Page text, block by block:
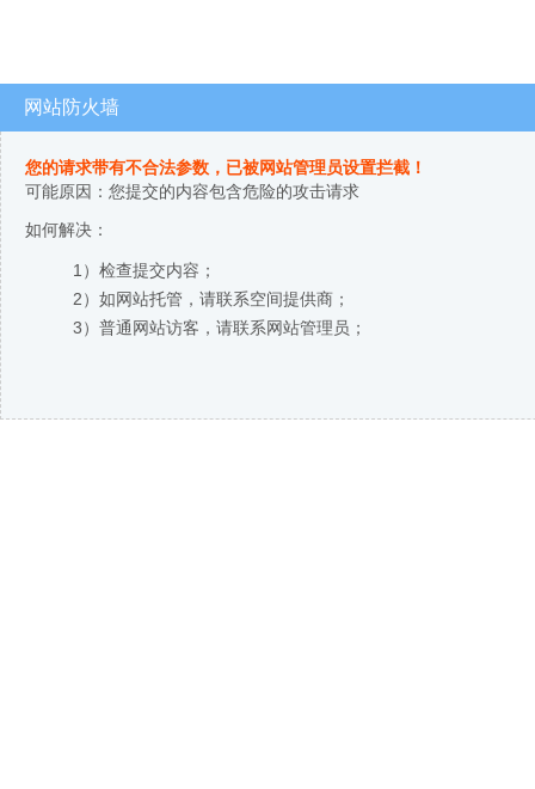
网站防火墙
您的请求带有不合法参数，已被网站管理员设置拦截！
可能原因：您提交的内容包含危险的攻击请求
如何解决：
1）检查提交内容；
2）如网站托管，请联系空间提供商；
3）普通网站访客，请联系网站管理员；